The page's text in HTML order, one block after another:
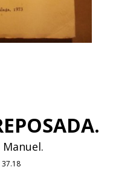
Manuel.
37.18